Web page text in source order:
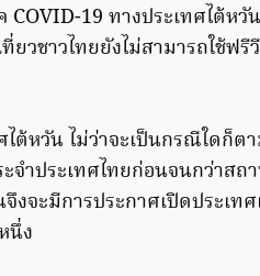
19 ทางประเทศไต้ห
ชาวไทยยังไม่สามารถใช้ฟรีวี
ต้หวัน ไม่ว่าจะเป็นกรณีใดก็
ำประเทศไทยก่อนจนกว่าสถ
งจะมีการประกาศเปิดประเท
นึ่ง